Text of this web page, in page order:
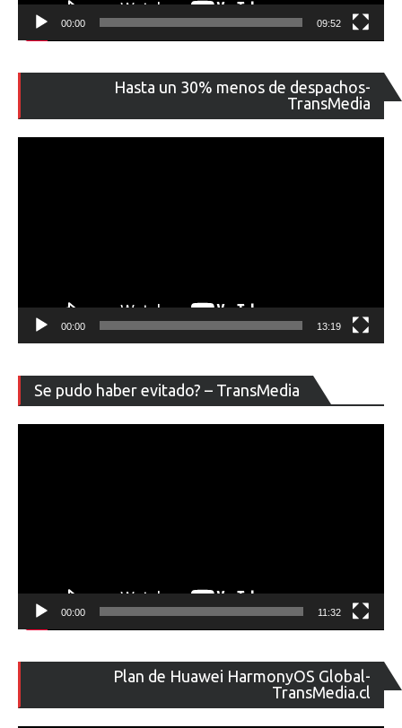
00:00 09:52
Hasta un 30% menos de despachos-
TransMedia
de
00:00 13:19
Se pudo haber evitado? – TransMedia
de
00:00 11:32
Plan de Huawei HarmonyOS Global-
TransMedia.cl
de